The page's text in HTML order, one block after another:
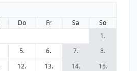
Do Fr Sa
So
1.
5. 6. 7.
8.
12. 13. 14.
15.